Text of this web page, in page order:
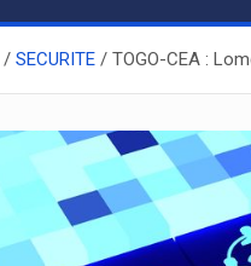
SECURITE TOGO-CEA :